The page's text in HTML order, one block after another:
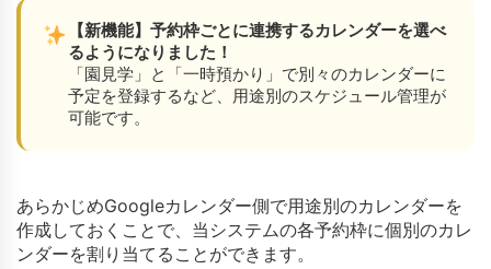
【新機能】予約枠ごとに連携するカレンダーを選べ
るようになりました！
「園見学」と「一時預かり」で別々のカレンダーに
予定を登録するなど、用途別のスケジュール管理が
可能です。
あらかじめGoogleカレンダー側で用途別のカレンダーを
作成しておくことで、当システムの各予約枠に個別のカレ
ンダーを割り当てることができます。